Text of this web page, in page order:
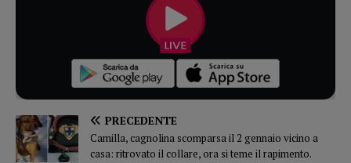
PRECEDENTE
Camilla, cagnolina scomparsa il 2 gennaio vicino a
casa: ritrovato il collare, ora si teme il rapimento.